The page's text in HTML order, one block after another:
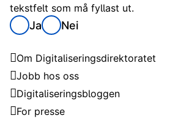
tekstfelt som må fyllast ut.
Ja Nei
Om Digitaliseringsdirektoratet
Jobb hos oss
Digitaliseringsbloggen
For presse